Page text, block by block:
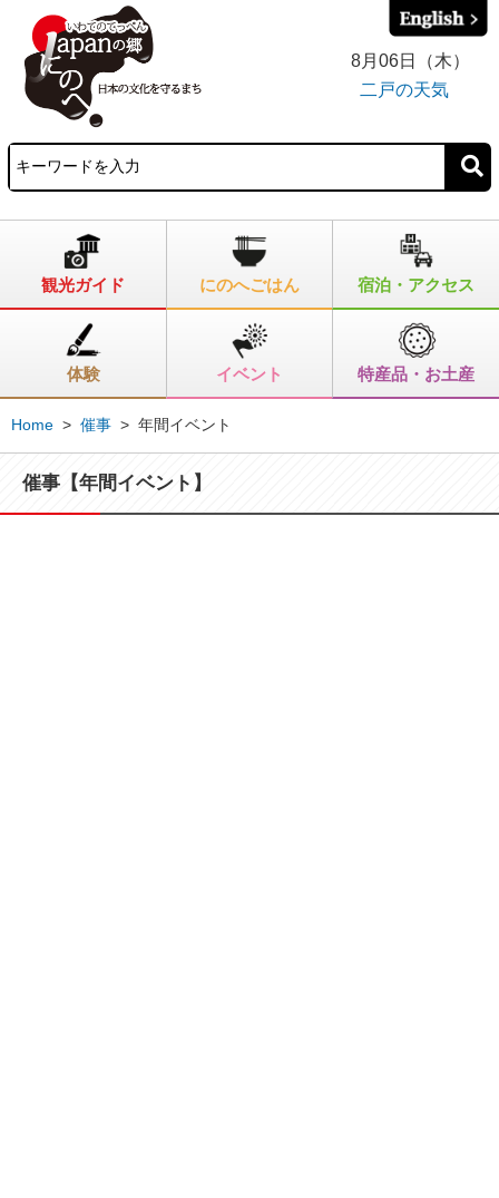
8月06日（木）
二戸の天気
観光ガイド にのへごはん 宿泊・アクセス
体験 イベント 特産品・お土産
Home > 催事 > 年間イベント
催事【年間イベント】